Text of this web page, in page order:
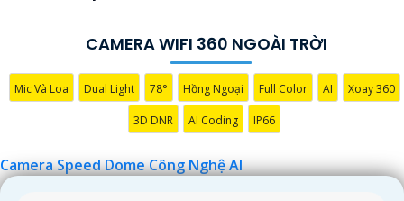
'
CAMERA WIFI 360 NGOÀI TRỜI
Mic Và Loa Dual Light 78° Hồng Ngoại Full Color AI Xoay 360
3D DNR AI Coding IP66
Camera Speed Dome Công Nghệ AI